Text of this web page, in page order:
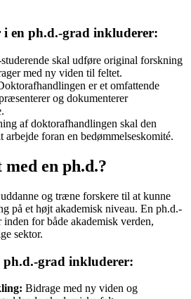
i en ph.d.-grad inkluderer:
skal udføre original forskning
med ny viden til feltet.
er et omfattende
og dokumenterer
af doktorafhandlingen skal den
arbejde foran en bedømmelseskomité.
en ph.d.?
og træne forskere til at kunne
på et højt akademisk niveau. En ph.d.-
for både akademisk verden,
sektor.
ph.d.-grad inkluderer:
Bidrage med ny viden og